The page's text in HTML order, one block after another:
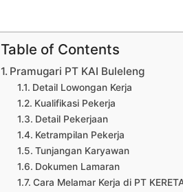
Table of Contents
Pramugari PT KAI Buleleng
Detail Lowongan Kerja
Kualifikasi Pekerja
Detail Pekerjaan
Ketrampilan Pekerja
Tunjangan Karyawan
Dokumen Lamaran
Cara Melamar Kerja di PT